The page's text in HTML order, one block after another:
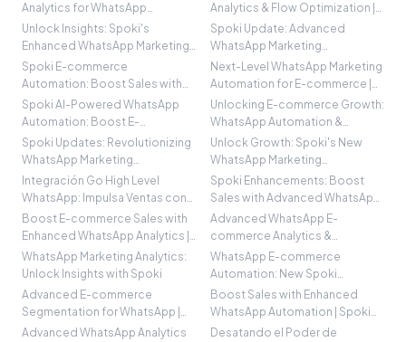
Analytics for WhatsApp
Marketing | Spoki
Analytics & Flow Optimization |
Spoki
Unlock Insights: Spoki's
Enhanced WhatsApp Marketing
Analytics
Spoki Update: Advanced
WhatsApp Marketing
Automation & Analytics
Spoki E-commerce
Automation: Boost Sales with
WhatsApp
Next-Level WhatsApp Marketing
Automation for E-commerce |
Spoki
Spoki AI-Powered WhatsApp
Automation: Boost E-
commerce Sales
Unlocking E-commerce Growth:
WhatsApp Automation &
Analytics
Spoki Updates: Revolutionizing
WhatsApp Marketing
Automation
Unlock Growth: Spoki's New
WhatsApp Marketing
Automation Updates
Integración Go High Level
WhatsApp: Impulsa Ventas con
Spoki
Spoki Enhancements: Boost
Sales with Advanced WhatsApp
Automation
Boost E-commerce Sales with
Enhanced WhatsApp Analytics |
Spoki
Advanced WhatsApp E-
commerce Analytics &
Segmentation | Spoki
WhatsApp Marketing Analytics:
Unlock Insights with Spoki
WhatsApp E-commerce
Automation: New Spoki
Features
Advanced E-commerce
Segmentation for WhatsApp |
Spoki
Boost Sales with Enhanced
WhatsApp Automation | Spoki
Features
Advanced WhatsApp Analytics
Desatando el Poder de